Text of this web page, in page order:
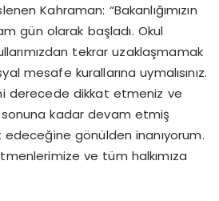
Kahraman: “Bakanlığımızın
gün olarak başladı. Okul
tekrar uzaklaşmamak
mesafe kurallarına uymalısınız.
derecede dikkat etmeniz ve
kadar devam etmiş
edeceğine gönülden inanıyorum.
ve tüm halkımıza